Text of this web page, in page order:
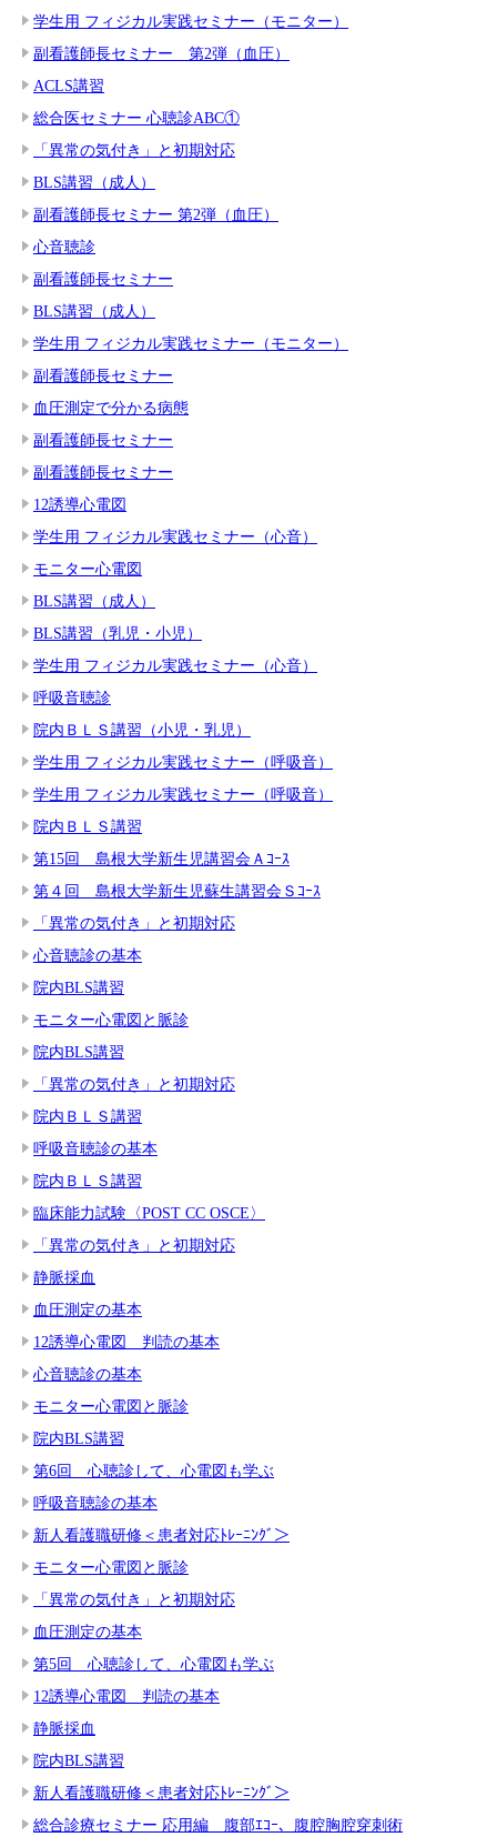
学生用 フィジカル実践セミナー（モニター）
副看護師長セミナー 第2弾（血圧）
ACLS講習
総合医セミナー 心聴診ABC①
「異常の気付き」と初期対応
BLS講習（成人）
副看護師長セミナー 第2弾（血圧）
心音聴診
副看護師長セミナー
BLS講習（成人）
学生用 フィジカル実践セミナー（モニター）
副看護師長セミナー
血圧測定で分かる病態
副看護師長セミナー
副看護師長セミナー
12誘導心電図
学生用 フィジカル実践セミナー（心音）
モニター心電図
BLS講習（成人）
BLS講習（乳児・小児）
学生用 フィジカル実践セミナー（心音）
呼吸音聴診
院内ＢＬＳ講習（小児・乳児）
学生用 フィジカル実践セミナー（呼吸音）
学生用 フィジカル実践セミナー（呼吸音）
院内ＢＬＳ講習
第15回 島根大学新生児講習会Ａｺｰｽ
第４回 島根大学新生児蘇生講習会Ｓｺｰｽ
「異常の気付き」と初期対応
心音聴診の基本
院内BLS講習
モニター心電図と脈診
院内BLS講習
「異常の気付き」と初期対応
院内ＢＬＳ講習
呼吸音聴診の基本
院内ＢＬＳ講習
臨床能力試験〈POST CC OSCE〉
「異常の気付き」と初期対応
静脈採血
血圧測定の基本
12誘導心電図 判読の基本
心音聴診の基本
モニター心電図と脈診
院内BLS講習
第6回 心聴診して、心電図も学ぶ
呼吸音聴診の基本
新人看護職研修＜患者対応ﾄﾚｰﾆﾝｸﾞ＞
モニター心電図と脈診
「異常の気付き」と初期対応
血圧測定の基本
第5回 心聴診して、心電図も学ぶ
12誘導心電図 判読の基本
静脈採血
院内BLS講習
新人看護職研修＜患者対応ﾄﾚｰﾆﾝｸﾞ＞
総合診療セミナー 応用編 腹部ｴｺｰ、腹腔胸腔穿刺術